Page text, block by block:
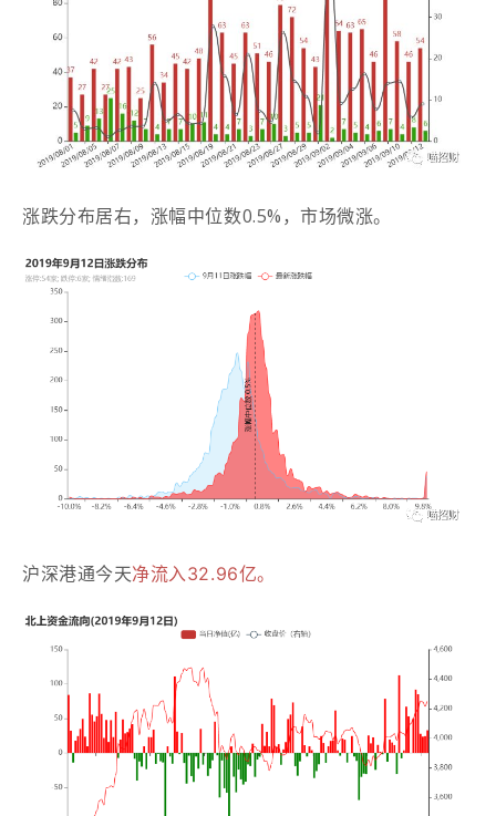
涨跌分布居右，涨幅中位数0.5%，市场微涨。
沪深港通今天净流入32.96亿。